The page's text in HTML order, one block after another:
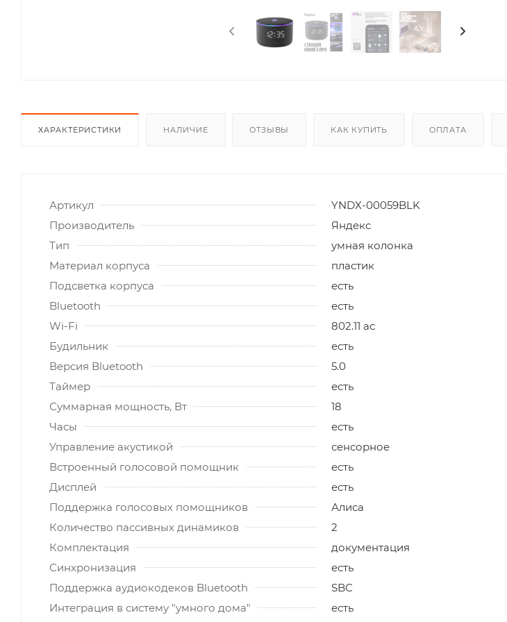
ХАРАКТЕРИСТИКИ НАЛИЧИЕ ОТЗЫВЫ КАК КУПИТЬ ОПЛАТА
Артикул
YNDX-00059BLK
Производитель
Яндекс
Тип
умная колонка
Материал корпуса
пластик
Подсветка корпуса
есть
Bluetooth
есть
Wi-Fi
802.11 ac
Будильник
есть
Версия Bluetooth
5.0
Таймер
есть
Суммарная мощность, Вт
18
Часы
есть
Управление акустикой
сенсорное
Встроенный голосовой помощник
есть
Дисплей
есть
Поддержка голосовых помощников
Алиса
Количество пассивных динамиков
2
Комплектация
документация
Синхронизация
есть
Поддержка аудиокодеков Bluetooth
SBC
Интеграция в систему "умного дома"
есть